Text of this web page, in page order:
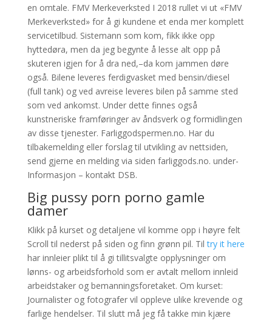
en omtale. FMV Merkeverksted I 2018 rullet vi ut «FMV
Merkeverksted» for å gi kundene et enda mer komplett
servicetilbud. Sistemann som kom, fikk ikke opp
hyttedøra, men da jeg begynte å lesse alt opp på
skuteren igjen for å dra ned,–da kom jammen døre
også. Bilene leveres ferdigvasket med bensin/diesel
(full tank) og ved avreise leveres bilen på samme sted
som ved ankomst. Under dette finnes også
kunstneriske framføringer av åndsverk og formidlingen
av disse tjenester. Farliggodspermen.no. Har du
tilbakemelding eller forslag til utvikling av nettsiden,
send gjerne en melding via siden farliggods.no. under-
Informasjon – kontakt DSB.
Big pussy porn porno gamle
damer
Klikk på kurset og detaljene vil komme opp i høyre felt
Scroll til nederst på siden og finn grønn pil. Tiltry it here
har innleier plikt til å gi tillitsvalgte opplysninger om
lønns- og arbeidsforhold som er avtalt mellom innleid
arbeidstaker og bemanningsforetaket. Om kurset:
Journalister og fotografer vil oppleve ulike krevende og
farlige hendelser. Til slutt må jeg få takke min kjære